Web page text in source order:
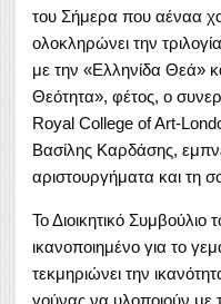
του Σήμερα που αέναα
ολοκληρώνει την
με την «Ελληνίδα Θεά»
Θεότητα», φέτος, ο
Royal College of Art-
Βασίλης Καρδάσης,
αριστουργήματα και τη
Το Διοικητικό
ικανοποιημένο για το
τεκμηριώνει την
γούνας να υλοποιούν με